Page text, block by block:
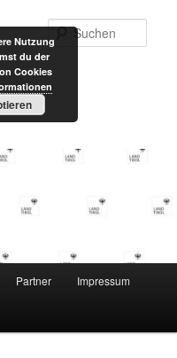
Partner Impressum
Nutzung
du der
Cookies